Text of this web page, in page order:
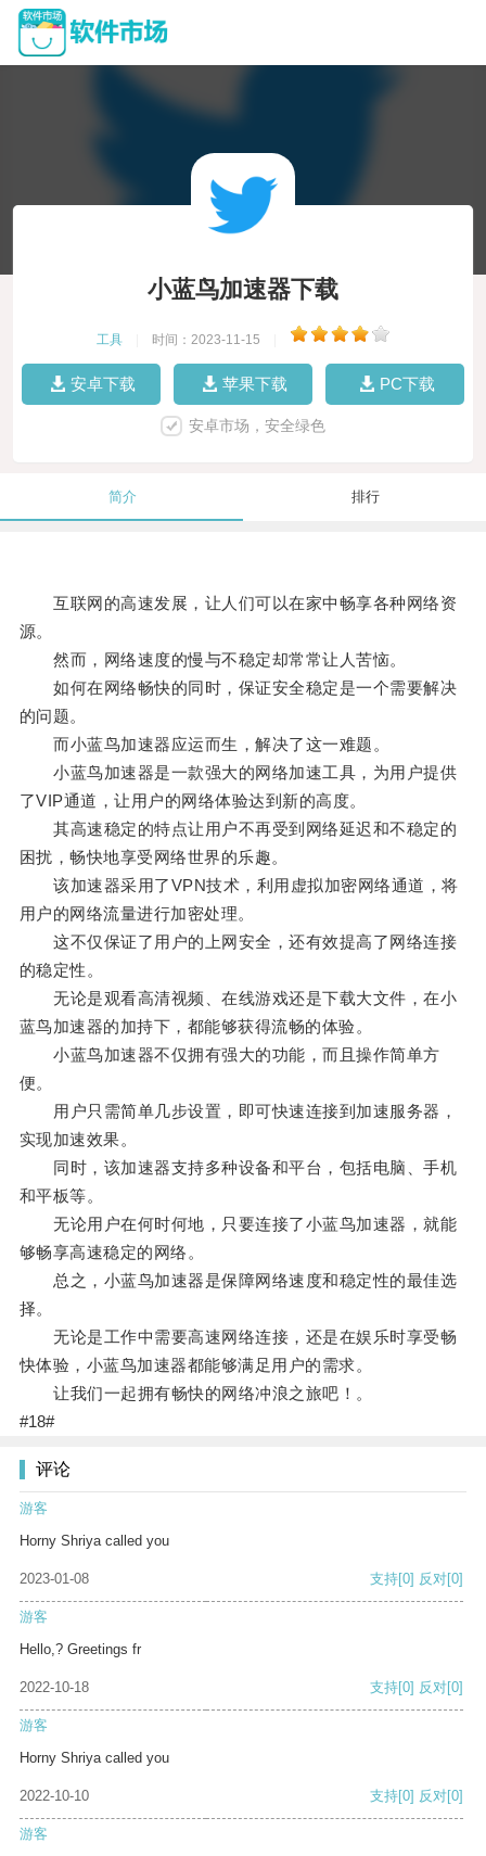
小蓝鸟加速器下载
工具 时间：2023-11-15
安卓下载 苹果下载 PC下载
安卓市场，安全绿色
简介 排行
互联网的高速发展，让人们可以在家中畅享各种网络资
源。
然而，网络速度的慢与不稳定却常常让人苦恼。
如何在网络畅快的同时，保证安全稳定是一个需要解决
的问题。
而小蓝鸟加速器应运而生，解决了这一难题。
小蓝鸟加速器是一款强大的网络加速工具，为用户提供
了VIP通道，让用户的网络体验达到新的高度。
其高速稳定的特点让用户不再受到网络延迟和不稳定的
困扰，畅快地享受网络世界的乐趣。
该加速器采用了VPN技术，利用虚拟加密网络通道，将
用户的网络流量进行加密处理。
这不仅保证了用户的上网安全，还有效提高了网络连接
的稳定性。
无论是观看高清视频、在线游戏还是下载大文件，在小
蓝鸟加速器的加持下，都能够获得流畅的体验。
小蓝鸟加速器不仅拥有强大的功能，而且操作简单方
便。
用户只需简单几步设置，即可快速连接到加速服务器，
实现加速效果。
同时，该加速器支持多种设备和平台，包括电脑、手机
和平板等。
无论用户在何时何地，只要连接了小蓝鸟加速器，就能
够畅享高速稳定的网络。
总之，小蓝鸟加速器是保障网络速度和稳定性的最佳选
择。
无论是工作中需要高速网络连接，还是在娱乐时享受畅
快体验，小蓝鸟加速器都能够满足用户的需求。
让我们一起拥有畅快的网络冲浪之旅吧！。
#18#
评论
游客
Horny Shriya called you
2023-01-08 支持[0] 反对[0]
游客
Hello,? Greetings fr
2022-10-18 支持[0] 反对[0]
游客
Horny Shriya called you
2022-10-10 支持[0] 反对[0]
游客